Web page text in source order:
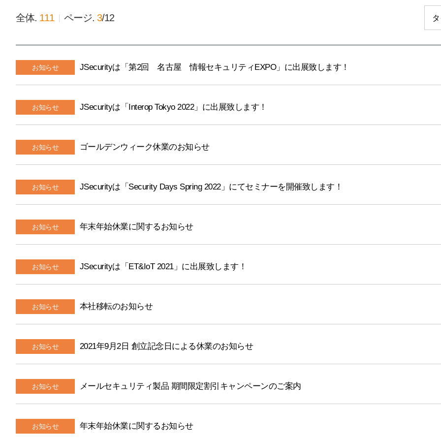
全体. 111 ページ. 3/12
フ
お知らせ JSecurityは「第2回 名古屋 情報セキュリティEXPO」に出展致します！
お知らせ JSecurityは「Interop Tokyo 2022」に出展致します！
お知らせ ゴールデンウィーク休業のお知らせ
お知らせ JSecurityは「Security Days Spring 2022」にてセミナーを開催致します！
お知らせ 年末年始休業に関するお知らせ
お知らせ JSecurityは「ET&IoT 2021」に出展致します！
お知らせ 本社移転のお知らせ
お知らせ 2021年9月2日 創立記念日による休業のお知らせ
お知らせ メールセキュリティ製品 期間限定割引キャンペーンのご案内
お知らせ 年末年始休業に関するお知らせ